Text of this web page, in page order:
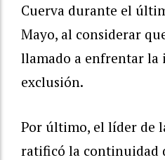
Cuerva durante el
Mayo, al considerar
llamado a enfrentar la
exclusión.
Por último, el líder de
ratificó la continuidad